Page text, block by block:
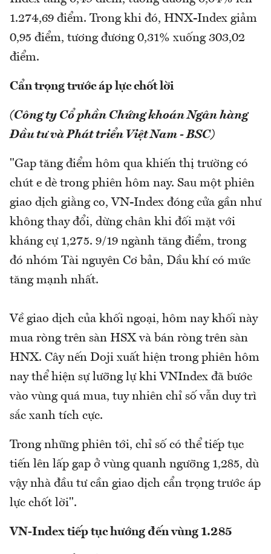
1.274,69 điểm. Trong khi đó, HNX-Index giảm
0,95 điểm, tương đương 0,31% xuống 303,02
điểm.
Cẩn trọng trước áp lực chốt lời
(Công ty Cổ phần Chứng khoán Ngân hàng
Đầu tư và Phát triển Việt Nam - BSC)
"Gap tăng điểm hôm qua khiến thị trường có
chút e dè trong phiên hôm nay. Sau một phiên
giao dịch giằng co, VN-Index đóng cửa gần như
không thay đổi, dừng chân khi đối mặt với
kháng cự 1,275. 9/19 ngành tăng điểm, trong
đó nhóm Tài nguyên Cơ bản, Dầu khí có mức
tăng mạnh nhất.
Về giao dịch của khối ngoại, hôm nay khối này
mua ròng trên sàn HSX và bán ròng trên sàn
HNX. Cây nến Doji xuất hiện trong phiên hôm
nay thể hiện sự lưỡng lự khi VNIndex đã bước
vào vùng quá mua, tuy nhiên chỉ số vẫn duy trì
sắc xanh tích cực.
Trong những phiên tới, chỉ số có thể tiếp tục
tiến lên lấp gap ở vùng quanh ngưỡng 1,285, dù
vậy nhà đầu tư cần giao dịch cẩn trọng trước áp
lực chốt lời".
VN-Index tiếp tục hướng đến vùng 1.285